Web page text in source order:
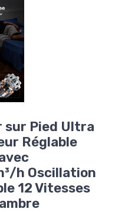
sur Pied Ultra
Réglable
h Oscillation
12 Vitesses